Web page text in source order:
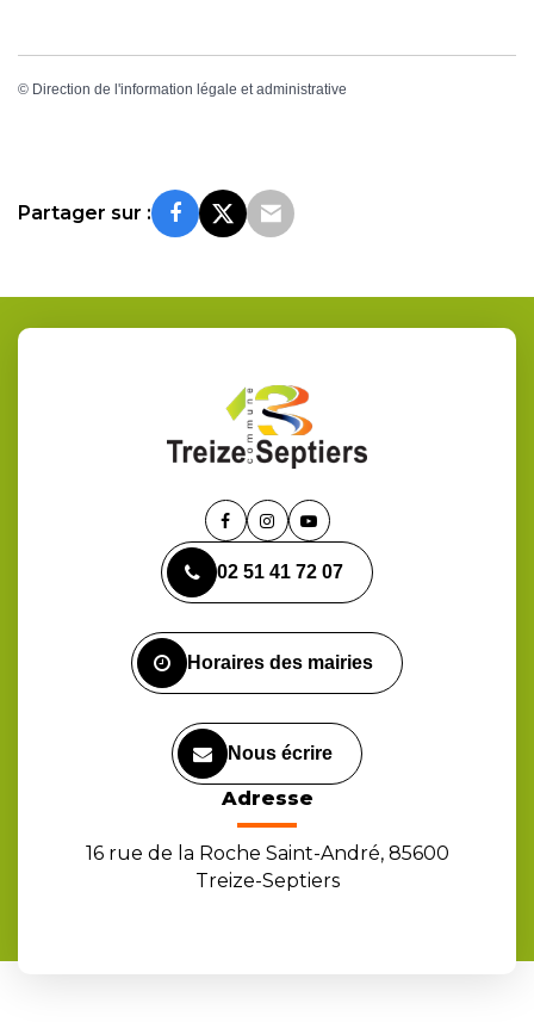
© Direction de l'information légale et administrative
Partager sur :
Lien
le
compte
Lien
le
compte
Lien
la
chaîne
02 51 41 72 07
Horaires des mairies
Nous écrire
Adresse
16 rue de la Roche Saint-André, 85600
Treize-Septiers